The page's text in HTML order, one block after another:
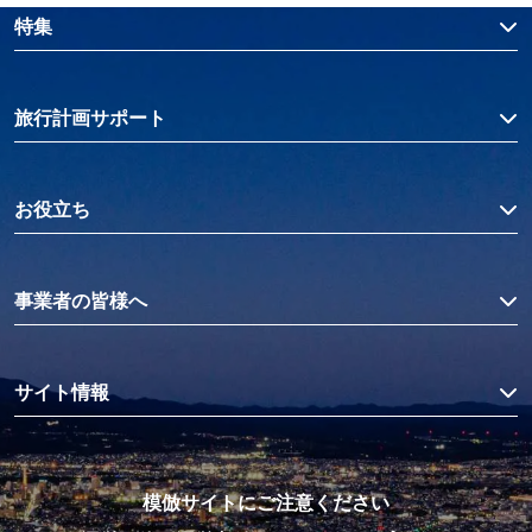
特集
旅行計画サポート
お役立ち
事業者の皆様へ
サイト情報
模倣サイトにご注意ください